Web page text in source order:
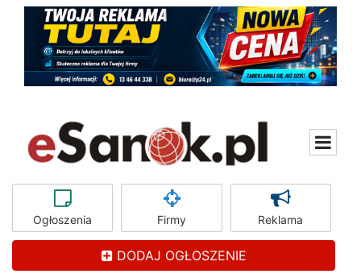
Ogłoszenia Firmy Reklama
DODAJ OGŁOSZENIE